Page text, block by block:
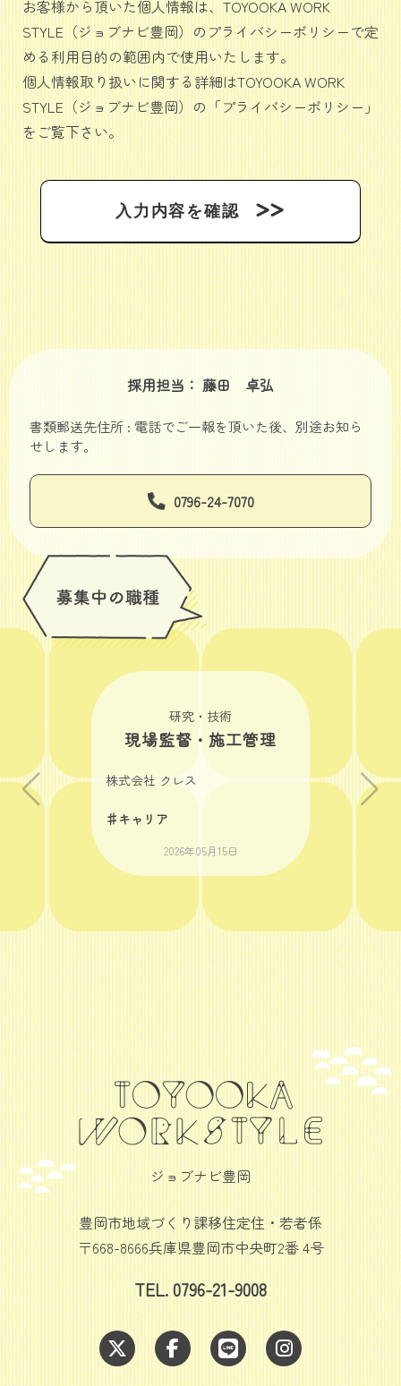
お客様から頂いた個人情報は、TOYOOKA WORK
STYLE（ジョブナビ豊岡）のプライバシーポリシーで定
める利用目的の範囲内で使用いたします。
個人情報取り扱いに関する詳細はTOYOOKA WORK
STYLE（ジョブナビ豊岡）の「プライバシーポリシー」
をご覧下さい。
採用担当： 藤田 卓弘
書類郵送先住所 : 電話でご一報を頂いた後、別途お知ら
せします。
0796-24-7070
研究・技術
現場監督・施工管理
株式会社 クレス
♯キャリア
2026年05月15日
ジョブナビ豊岡
豊岡市地域づくり課移住定住・若者係
〒668-8666兵庫県豊岡市中央町2番 4号
TEL. 0796-21-9008